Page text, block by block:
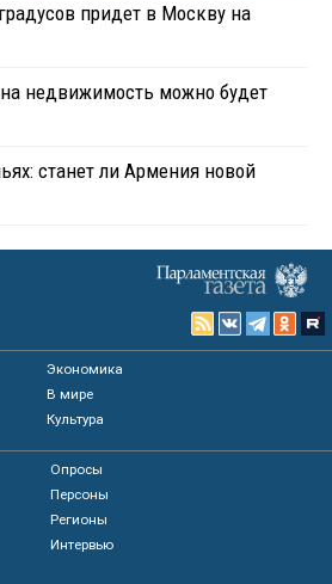
придет в Москву на
на недвижимость можно будет
станет ли Армения новой
Экономика
В мире
Культура
Опросы
Персоны
Регионы
Интервью